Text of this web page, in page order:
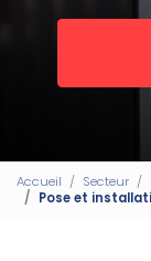
Accueil Secteur
Pose et